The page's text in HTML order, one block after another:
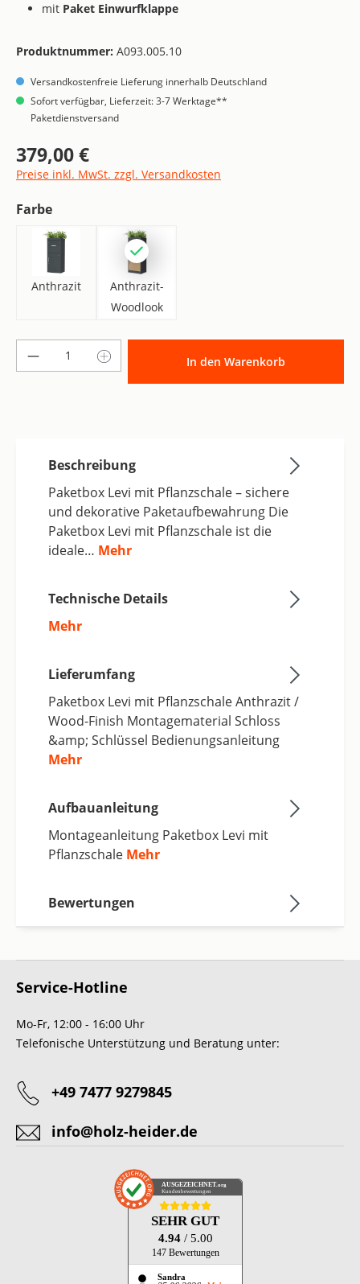
mit Paket Einwurfklappe
Produktnummer: A093.005.10
Versandkostenfreie Lieferung innerhalb Deutschland
Sofort verfügbar, Lieferzeit: 3-7 Werktage**
Paketdienstversand
Regulärer Preis:
379,00 €
Preise inkl. MwSt. zzgl. Versandkosten
Farbeauswählen
Anthrazit
Anthrazit
Anthrazit-
Woodlook
Anthrazit-Woodlook
Produkt Anzahl: Gib den gewünschten
In den Warenkorb
Beschreibung
Paketbox Levi mit Pflanzschale – sichere
und dekorative Paketaufbewahrung Die
Paketbox Levi mit Pflanzschale ist die
ideale… Mehr
Technische Details
Mehr
Lieferumfang
Paketbox Levi mit Pflanzschale Anthrazit /
Wood-Finish Montagematerial Schloss
&amp; Schlüssel Bedienungsanleitung
Mehr
Aufbauanleitung
Montageanleitung Paketbox Levi mit
Pflanzschale Mehr
Bewertungen
Service-Hotline
Mo-Fr, 12:00 - 16:00 Uhr
Telefonische Unterstützung und Beratung unter:
+49 7477 9279845
info@holz-heider.de
AUSGEZEICHNET .org
Kundenbewertungen
SEHR GUT
4.94 / 5.00
147 Bewertungen
Sandra